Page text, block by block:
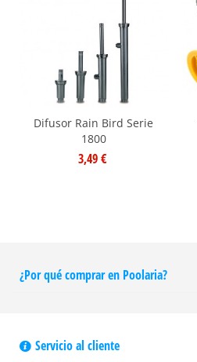
Difusor Rain Bird Serie
1800
3,49 €
¿Por qué comprar en Poolaria?
Servicio al cliente